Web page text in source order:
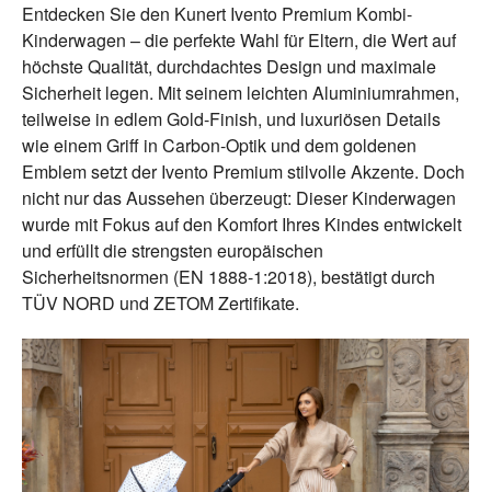
Entdecken Sie den Kunert Ivento Premium Kombi-
Kinderwagen – die perfekte Wahl für Eltern, die Wert auf
höchste Qualität, durchdachtes Design und maximale
Sicherheit legen. Mit seinem leichten Aluminiumrahmen,
teilweise in edlem Gold-Finish, und luxuriösen Details
wie einem Griff in Carbon-Optik und dem goldenen
Emblem setzt der Ivento Premium stilvolle Akzente. Doch
nicht nur das Aussehen überzeugt: Dieser Kinderwagen
wurde mit Fokus auf den Komfort Ihres Kindes entwickelt
und erfüllt die strengsten europäischen
Sicherheitsnormen (EN 1888-1:2018), bestätigt durch
TÜV NORD und ZETOM Zertifikate.